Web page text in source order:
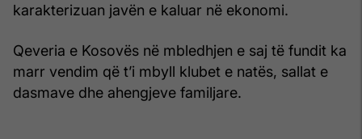
karakterizuan javën e kaluar në ekonomi.
Qeveria e Kosovës në mbledhjen e saj të fundit ka
marr vendim që t’i mbyll klubet e natës, sallat e
dasmave dhe ahengjeve familjare.